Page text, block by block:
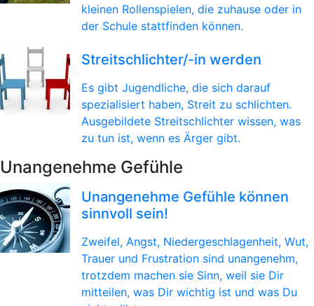
kleinen Rollenspielen, die zuhause oder in
der Schule stattfinden können.
Streitschlichter/-in werden
Es gibt Jugendliche, die sich darauf
spezialisiert haben, Streit zu schlichten.
Ausgebildete Streitschlichter wissen, was
zu tun ist, wenn es Ärger gibt.
Unangenehme Gefühle
Unangenehme Gefühle können
sinnvoll sein!
Zweifel, Angst, Niedergeschlagenheit, Wut,
Trauer und Frustration sind unangenehm,
trotzdem machen sie Sinn, weil sie Dir
mitteilen, was Dir wichtig ist und was Du